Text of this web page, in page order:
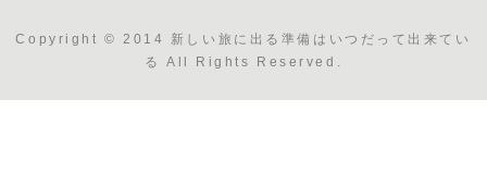
Copyright © 2014 新しい旅に出る準備はいつだって出来てい
る All Rights Reserved.